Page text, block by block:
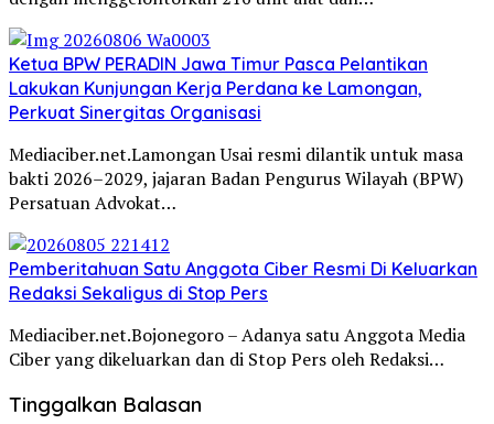
Ketua BPW PERADIN Jawa Timur Pasca Pelantikan
Lakukan Kunjungan Kerja Perdana ke Lamongan,
Perkuat Sinergitas Organisasi
Mediaciber.net.Lamongan Usai resmi dilantik untuk masa
bakti 2026–2029, jajaran Badan Pengurus Wilayah (BPW)
Persatuan Advokat…
Pemberitahuan Satu Anggota Ciber Resmi Di Keluarkan
Redaksi Sekaligus di Stop Pers
Mediaciber.net.Bojonegoro – Adanya satu Anggota Media
Ciber yang dikeluarkan dan di Stop Pers oleh Redaksi…
Tinggalkan Balasan